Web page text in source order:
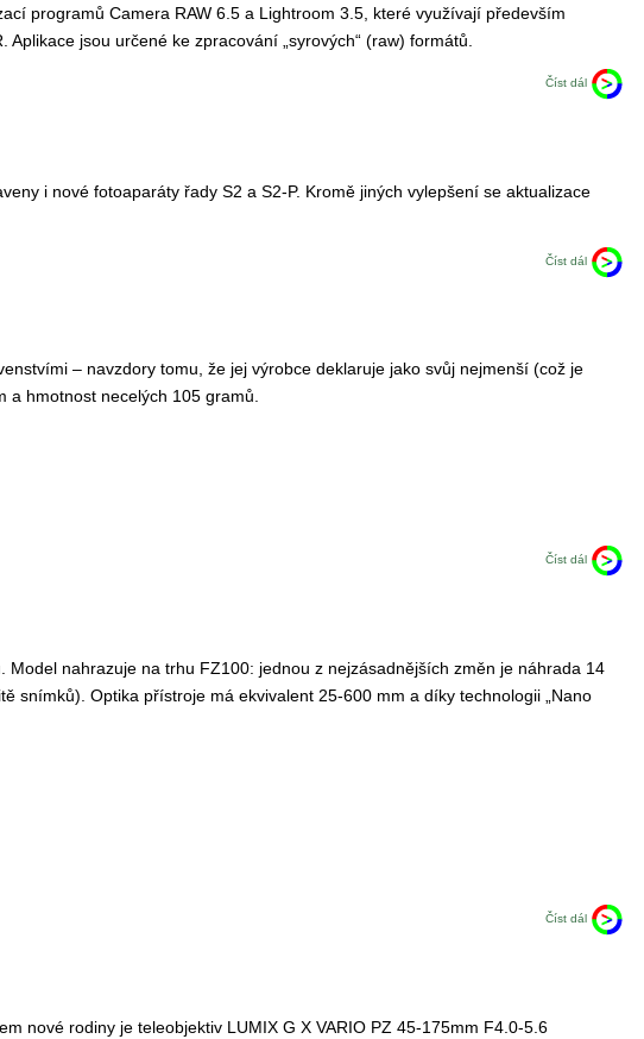
programů Camera RAW 6.5 a Lightroom 3.5, které využívají především
jsou určené ke zpracování „syrových“ (raw) formátů.
Číst dál
i nové fotoaparáty řady S2 a S2-P. Kromě jiných vylepšení se aktualizace
Číst dál
– navzdory tomu, že jej výrobce deklaruje jako svůj nejmenší (což je
a hmotnost necelých 105 gramů.
Číst dál
nahrazuje na trhu FZ100: jednou z nejzásadnějších změn je náhrada 14
snímků). Optika přístroje má ekvivalent 25-600 mm a díky technologii „Nano
Číst dál
nové rodiny je teleobjektiv LUMIX G X VARIO PZ 45-175mm F4.0-5.6